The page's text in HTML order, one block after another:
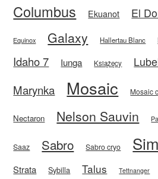
Columbus Ekuanot El
Equinox Galaxy Hallertau Blanc
Idaho 7 Iunga Książęcy
Marynka
Mosaic Mosaic
Nectaron Nelson Sauvin
Saaz Sabro Sabro cryo
Strata Sybilla Talus Tettnanger